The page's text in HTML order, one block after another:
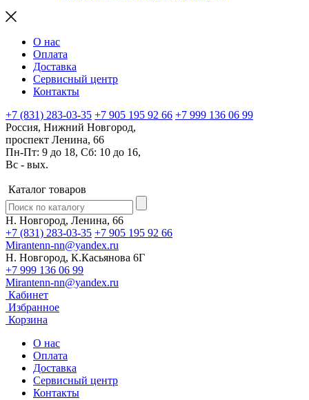
О нас
Оплата
Доставка
Сервисный центр
Контакты
+7 (831) 283-03-35 +7 905 195 92 66 +7 999 136 06 99
Россия, Нижний Новгород,
проспект Ленина, 66
Пн-Пт: 9 до 18, Сб: 10 до 16,
Вс - вых.
Каталог товаров
Н. Новгород, Ленина, 66
+7 (831) 283-03-35 +7 905 195 92 66
Mirantenn-nn@yandex.ru
Н. Новгород, К.Касьянова 6Г
+7 999 136 06 99
Mirantenn-nn@yandex.ru
Кабинет
Избранное
Корзина
О нас
Оплата
Доставка
Сервисный центр
Контакты